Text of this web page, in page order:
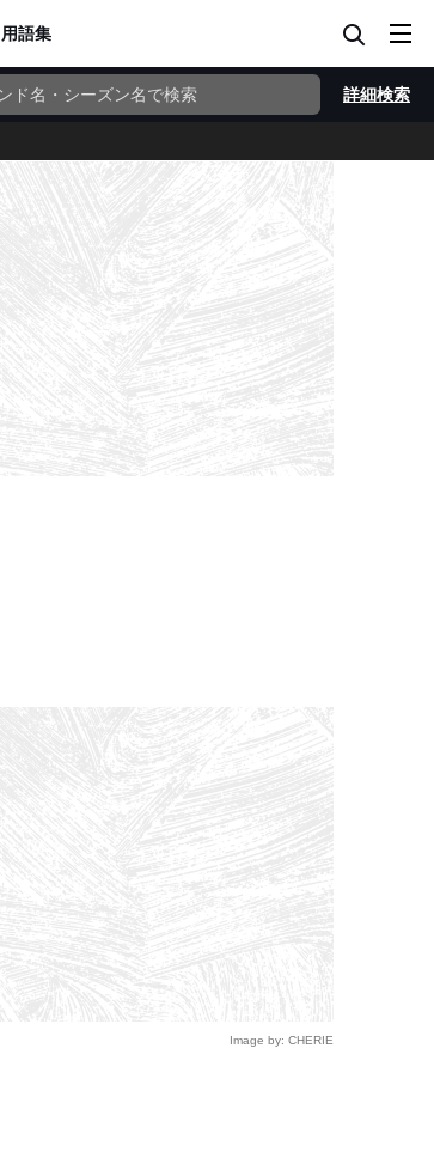
用語集
詳細検索
Image by: CHERIE